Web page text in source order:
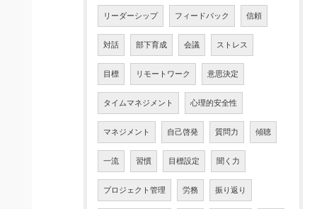
リーダーシップ フィードバック 信頼
対話 部下育成 会議 ストレス
目標 リモートワーク 意思決定
タイムマネジメント 心理的安全性
マネジメント 自己啓発 質問力 傾聴
一流 習慣 目標設定 聞く力
プロジェクト管理 労務 振り返り